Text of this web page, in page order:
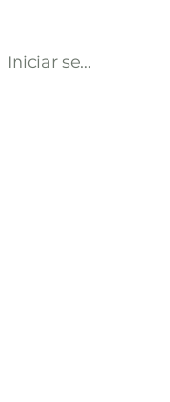
Iniciar sesión